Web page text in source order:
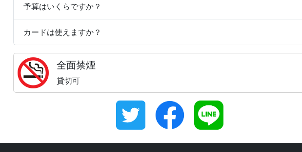
予算はいくらですか？
カードは使えますか？
全面禁煙
貸切可